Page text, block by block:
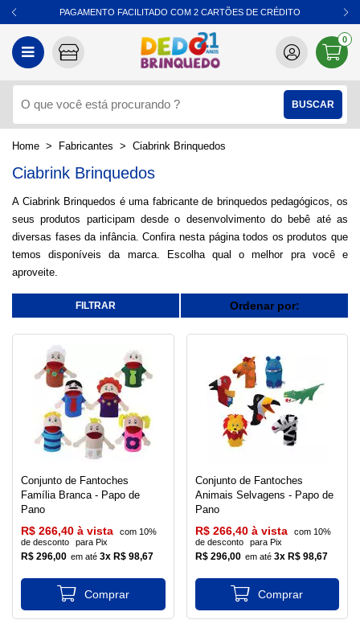
PAGAMENTO FACILITADO COM 2 CARTÕES DE CRÉDITO
0
Fabricantes Ciabrink Brinquedos
Ciabrink Brinquedos
A Ciabrink Brinquedos é uma fabricante de brinquedos pedagógicos, os
seus produtos participam desde o desenvolvimento do bebê até as
diversas fases da infância. Confira nesta página todos os produtos que
temos disponíveis da marca. Escolha qual o melhor pra você e
aproveite.
Ordenar por:
Conjunto de Fantoches
Família Branca - Papo de
Pano
R$ 296,00 3x R$ 98,67
R$ 266,40 à vista
com 10%
de desconto
para Pix
Conjunto de Fantoches
Animais Selvagens - Papo de
Pano
R$ 296,00 3x R$ 98,67
R$ 266,40 à vista
com 10%
de desconto
para Pix